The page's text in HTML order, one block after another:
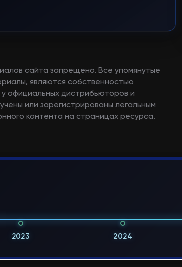
сайта запрещено. Все упомянутые
являются собственностью
официальных дистрибьюторов и
или зарегистрированы легальным
контента на страницах ресурса.
2023 2024